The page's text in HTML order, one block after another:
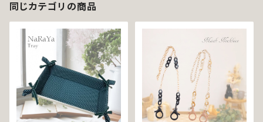
同じカテゴリの商品